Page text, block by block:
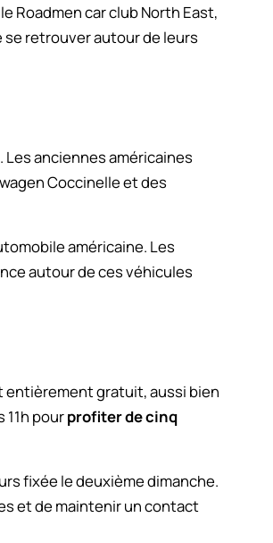
Roadmen car club North East,
se retrouver autour de leurs
anciennes américaines
Coccinelle et des
américaine. Les
autour de ces véhicules
entièrement gratuit, aussi bien
pourprofiter de cinq
fixée le deuxième dimanche.
et de maintenir un contact